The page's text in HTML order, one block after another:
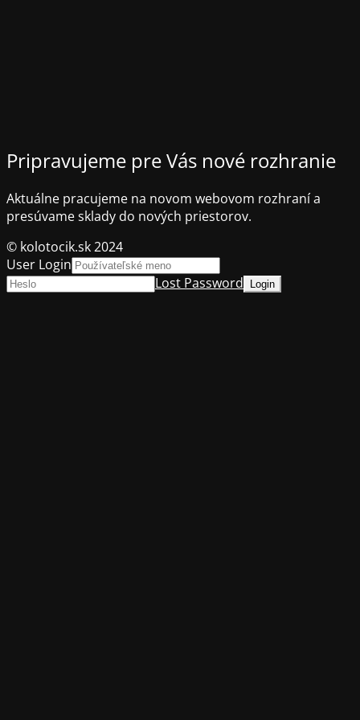
Pripravujeme pre Vás nové rozhranie
Aktuálne pracujeme na novom webovom rozhraní a
presúvame sklady do nových priestorov.
© kolotocik.sk 2024
User Login
Lost Password